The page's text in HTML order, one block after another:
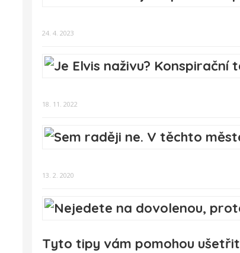
24. 4. 2023
18. 11. 2022
13. 2. 2020
Tyto tipy vám pomohou ušetřit